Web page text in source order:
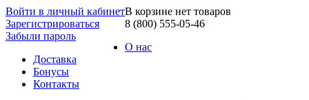
Войти в личный кабинет
Зарегистрироваться
Забыли пароль
В корзине нет товаров
8 (800) 555-05-46
О нас
Доставка
Бонусы
Контакты